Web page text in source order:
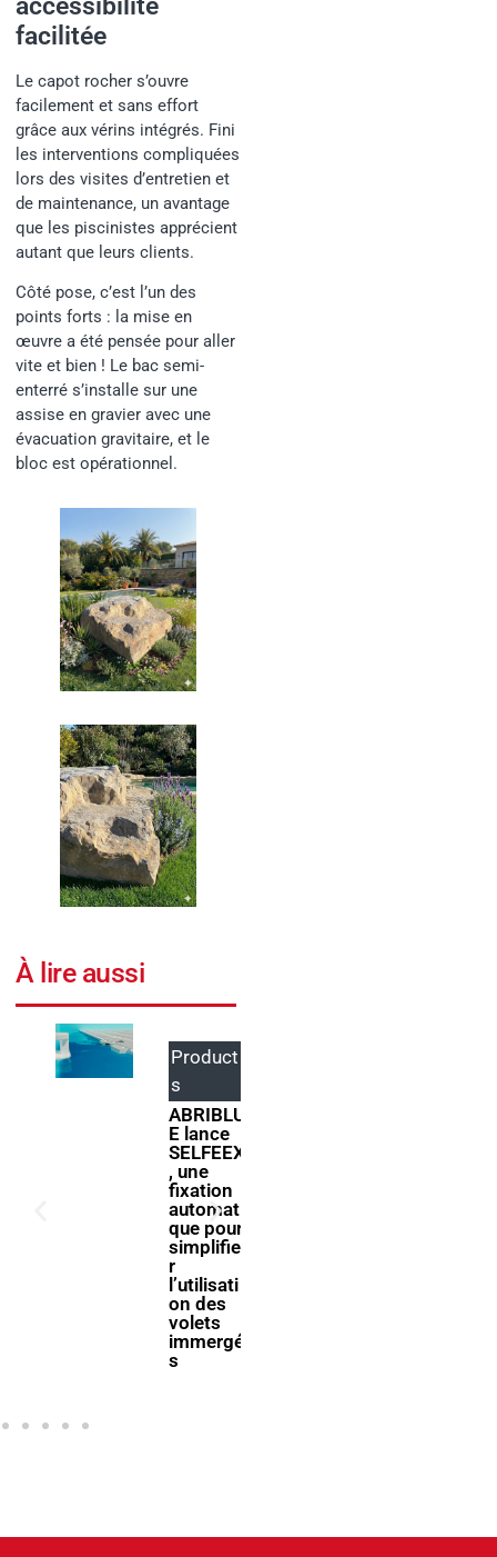
facilitée
Le capot rocher s’ouvre
facilement et sans effort
grâce aux vérins intégrés. Fini
les interventions compliquées
lors des visites d’entretien et
de maintenance, un avantage
que les piscinistes apprécient
autant que leurs clients.
Côté pose, c’est l’un des
points forts : la mise en
œuvre a été pensée pour aller
vite et bien ! Le bac semi-
enterré s’installe sur une
assise en gravier avec une
évacuation gravitaire, et le
bloc est opérationnel.
À lire aussi
Product
ABRIBLU
E lance
SELFEEX
, une
fixation
automati
que pour
simplifie
l’utilisati
on des
volets
immergé